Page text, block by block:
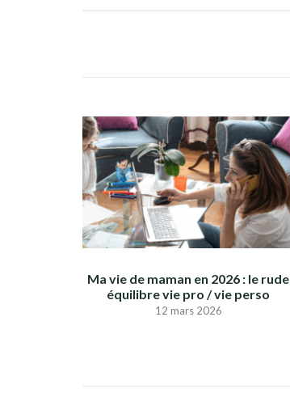
Ma vie de maman en 2026 : le rude
équilibre vie pro / vie perso
12 mars 2026